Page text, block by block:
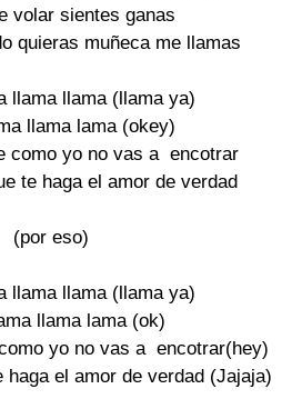
volar sientes ganas
quieras muñeca me llamas
llama llama (llama ya)
llama lama (okey)
como yo no vas a  encotrar
te haga el amor de verdad
(por eso)
llama llama (llama ya)
llama lama (ok)
yo no vas a  encotrar(hey)
haga el amor de verdad (Jajaja)